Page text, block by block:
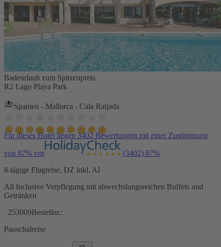
Badeurlaub zum Spitzenpreis
R2 Lago Playa Park
Spanien - Mallorca - Cala Ratjada
Für dieses Hotel liegen 3402 Bewertungen mit einer Zustimmung
von 87% vor (3402) 87%
8-tägige Flugreise, DZ inkl. AI
All Inclusive Verpflegung mit abwechslungsreichen Buffets und
Getränken
253009Bestellnr.:
Pauschalreise